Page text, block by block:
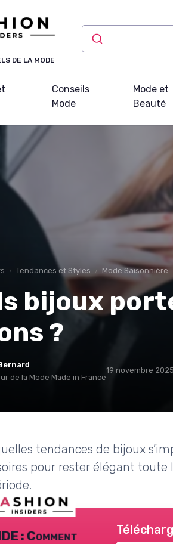
DE LA MODE
Conseils
Mode
Mode et
Beauté
Tendances et Styles Mode Saisonnière
bijoux
?
de la Mode Made in France
19 novembre 2025
tendances de bijoux
pour rester élégant
: Comment